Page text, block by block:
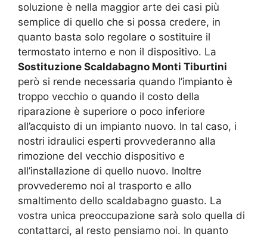
soluzione è nella maggior arte dei casi più
semplice di quello che si possa credere, in
quanto basta solo regolare o sostituire il
termostato interno e non il dispositivo. La
Sostituzione Scaldabagno Monti Tiburtini
però si rende necessaria quando l’impianto è
troppo vecchio o quando il costo della
riparazione è superiore o poco inferiore
all’acquisto di un impianto nuovo. In tal caso, i
nostri idraulici esperti provvederanno alla
rimozione del vecchio dispositivo e
all’installazione di quello nuovo. Inoltre
provvederemo noi al trasporto e allo
smaltimento dello scaldabagno guasto. La
vostra unica preoccupazione sarà solo quella di
contattarci, al resto pensiamo noi. In quanto